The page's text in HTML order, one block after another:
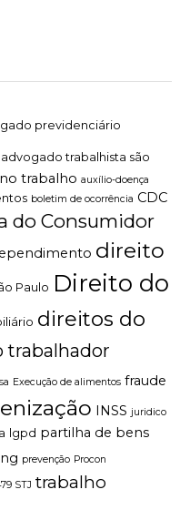
previdenciário
advogado trabalhista são
trabalho auxílio-doença
boletim de ocorrência CDC
do Consumidor
direito
Paulo Direito do
direitos do
trabalhador
Execução de alimentos fraude
INSS juridico
lgpd partilha de bens
prevenção Procon
STJ trabalho